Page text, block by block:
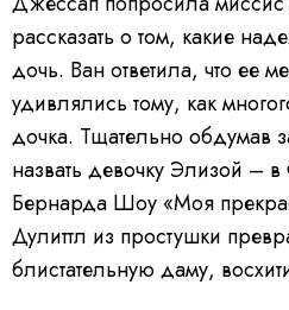
рассказать о том, какие
дочь. Ван ответила, что ее
удивлялись тому, как
дочка. Тщательно обдумав
назвать девочку Элизой – в
Бернарда Шоу «Моя
Дулиттл из простушки
блистательную даму,